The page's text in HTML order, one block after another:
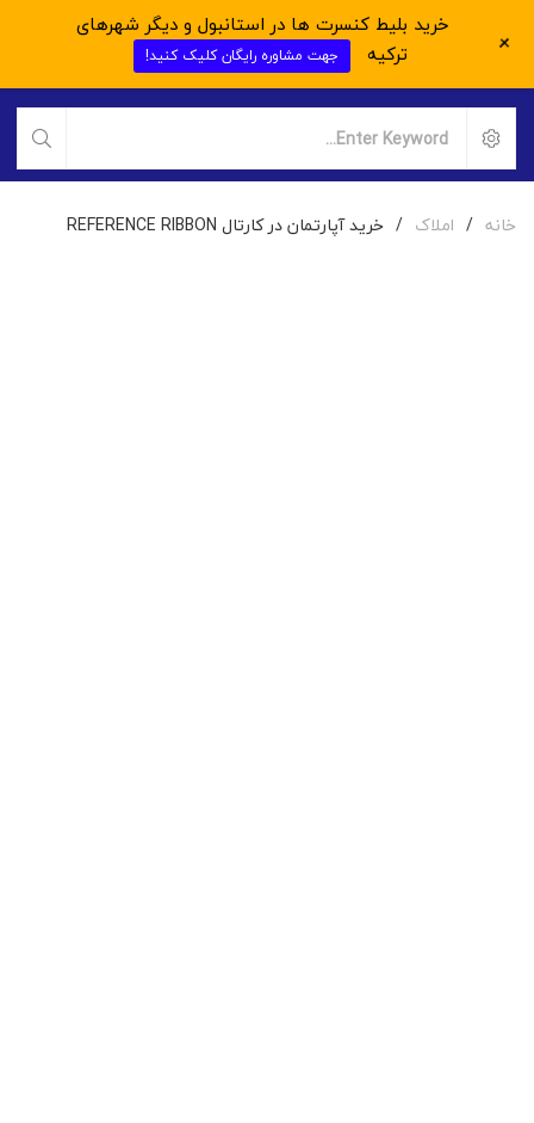
خانه / املاک / خرید آپارتمان در کارتال REFERENCE RIBBON
خرید بلیط کنسرت ها در استانبول و دیگر شهرهای
ترکیه
جهت مشاوره رایگان کلیک کنید! +